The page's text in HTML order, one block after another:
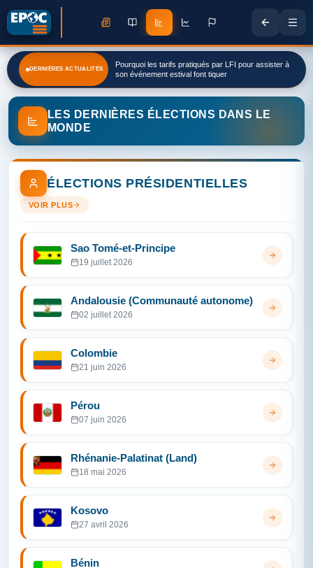
DERNIÈRES ACTUALITÉS
Pourquoi les tarifs pratiqués par LFI pour assister à
son événement estival font tiquer
LES DERNIÈRES ÉLECTIONS DANS LE
MONDE
ÉLECTIONS PRÉSIDENTIELLES
VOIR PLUS
Sao Tomé-et-Principe
19 juillet 2026
Andalousie (Communauté autonome)
02 juillet 2026
Colombie
21 juin 2026
Pérou
07 juin 2026
Rhénanie-Palatinat (Land)
18 mai 2026
Kosovo
27 avril 2026
Bénin